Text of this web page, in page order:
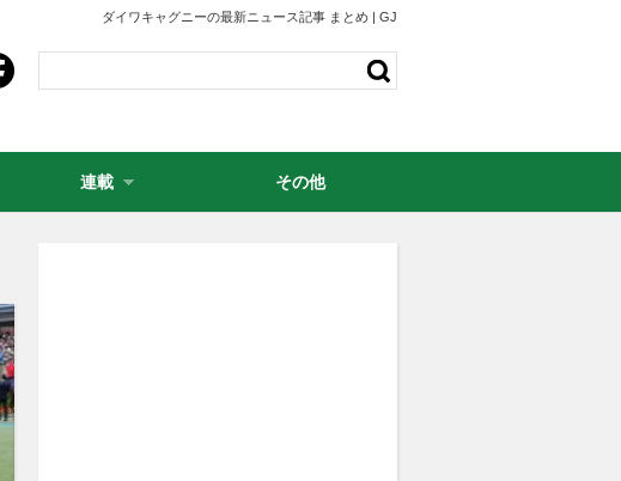
ダイワキャグニーの最新ニュース記事 まとめ | GJ
連載 その他